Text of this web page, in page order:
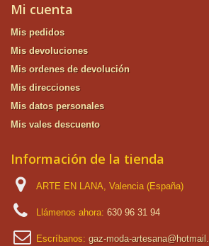
Mi cuenta
Mis pedidos
Mis devoluciones
Mis ordenes de devolución
Mis direcciones
Mis datos personales
Mis vales descuento
Información de la tienda
ARTE EN LANA, Valencia (España)
Llámenos ahora: 630 96 31 94
Escríbanos: gaz-moda-